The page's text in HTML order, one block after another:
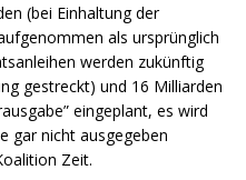
(bei Einhaltung der
als ursprünglich
werden zukünftig
gestreckt) und 16 Milliarden
eingeplant, es wird
gar nicht ausgegeben
Zeit.